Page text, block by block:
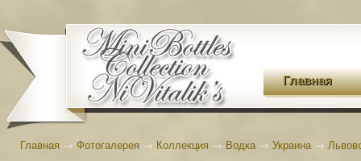
Главная
Главная → Фотогалерея → Коллекция → Водка→ Украина→